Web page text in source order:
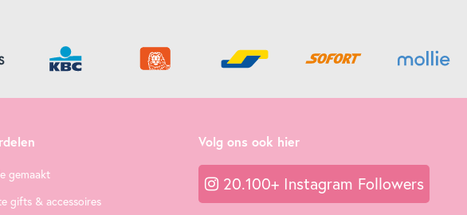
gemaakt
gifts & accessoires
Volg ons ook hier
20.100+ Instagram Followers